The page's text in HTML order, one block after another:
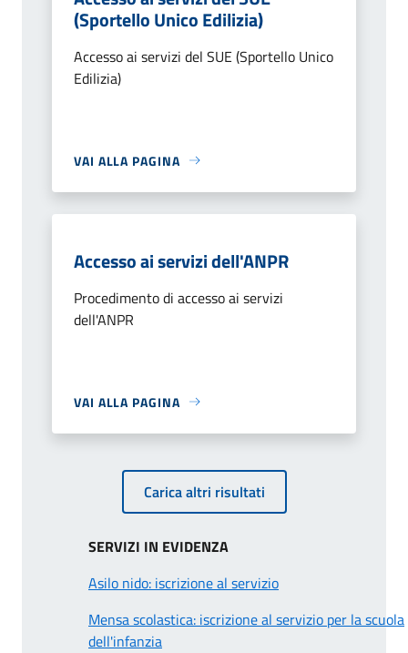
(Sportello Unico Edilizia)
Accesso ai servizi del SUE (Sportello Unico
Edilizia)
VAI ALLA PAGINA
Accesso ai servizi dell'ANPR
Procedimento di accesso ai servizi
dell'ANPR
VAI ALLA PAGINA
Carica altri risultati
SERVIZI IN EVIDENZA
Asilo nido: iscrizione al servizio
Mensa scolastica: iscrizione al servizio per la scuola
dell'infanzia